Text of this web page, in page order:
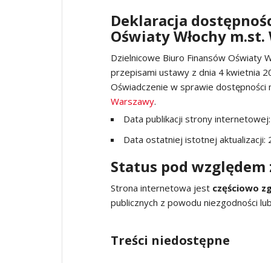
Deklaracja
Oświaty Włochy m.st.
Dzielnicowe Biuro Finansów Oświaty
przepisami ustawy z dnia 4 kwietnia
Oświadczenie w sprawie
Warszawy.
Data publikacji strony internetowej:
Data ostatniej istotnej aktualizacji:
Status pod
Strona internetowa jest częściowo
publicznych z powodu niezgodności
Treści niedostępne